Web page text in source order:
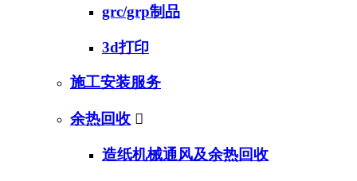
grc/grp制品
3d打印
施工安装服务
余热回收 
造纸机械通风及余热回收